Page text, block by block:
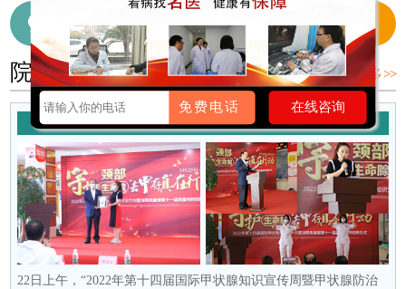
在线咨询医生 028-65718655
院内新闻 更多 >>
守护颈部生命腺 去“甲”存真在行动
22日上午，“2022年第十四届国际甲状腺知识宣传周暨甲状腺防治
免费电话 在线咨询